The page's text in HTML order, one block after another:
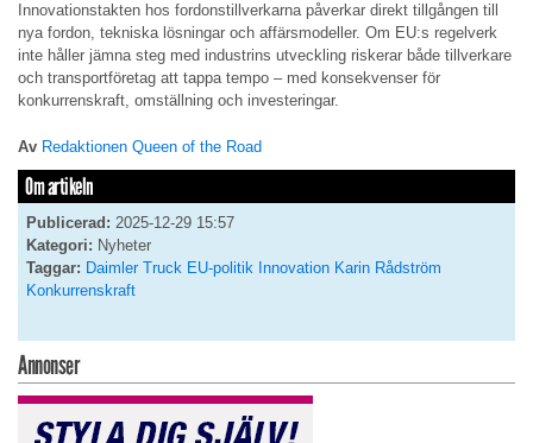
Innovationstakten hos fordonstillverkarna påverkar direkt tillgången till
nya fordon, tekniska lösningar och affärsmodeller. Om EU:s regelverk
inte håller jämna steg med industrins utveckling riskerar både tillverkare
och transportföretag att tappa tempo – med konsekvenser för
konkurrenskraft, omställning och investeringar.
Av Redaktionen Queen of the Road
Om artikeln
Publicerad: 2025-12-29 15:57
Kategori: Nyheter
Taggar: Daimler Truck EU-politik Innovation Karin Rådström
Konkurrenskraft
Annonser